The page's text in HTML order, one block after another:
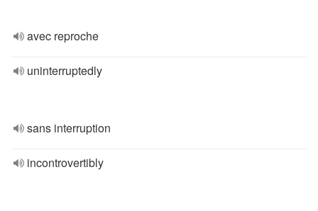
avec reproche
uninterruptedly
sans interruption
incontrovertibly